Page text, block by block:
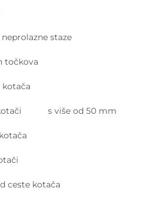
staze
točkova
s više od 50 mm
ceste kotača